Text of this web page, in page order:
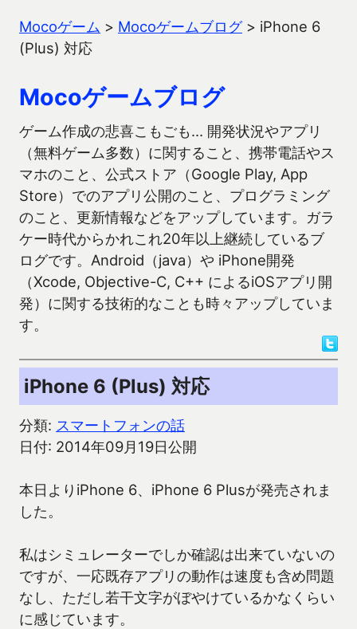
Mocoゲーム > Mocoゲームブログ> iPhone 6
(Plus) 対応
Mocoゲームブログ
ゲーム作成の悲喜こもごも… 開発状況やアプリ
（無料ゲーム多数）に関すること、携帯電話やス
マホのこと、公式ストア（Google Play, App
Store）でのアプリ公開のこと、プログラミング
のこと、更新情報などをアップしています。ガラ
ケー時代からかれこれ20年以上継続しているブ
ログです。Android（java）や iPhone開発
（Xcode, Objective-C, C++ によるiOSアプリ開
発）に関する技術的なことも時々アップしていま
す。
iPhone 6 (Plus) 対応
分類: スマートフォンの話
日付: 2014年09月19日公開
本日よりiPhone 6、iPhone 6 Plusが発売されま
した。
私はシミュレーターでしか確認は出来ていないの
ですが、一応既存アプリの動作は速度も含め問題
なし、ただし若干文字がぼやけているかなくらい
に感じています。